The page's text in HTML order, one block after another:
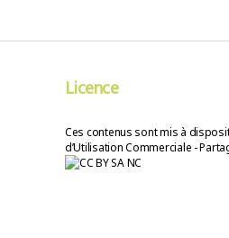
Licence
Ces contenus sont mis à
d’Utilisation Commerciale -